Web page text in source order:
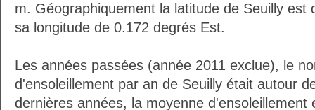
m. Géographiquement la latitude de Seuilly est
sa longitude de 0.172 degrés Est.
Les années passées (année 2011 exclue), le
d'ensoleillement par an de Seuilly était autour
dernières années, la moyenne d'ensoleillement